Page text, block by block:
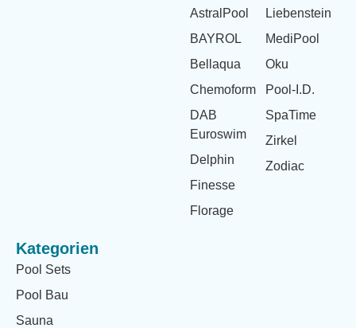
AstralPool
BAYROL
Bellaqua
Chemoform
DAB
Euroswim
Delphin
Finesse
Florage
Liebenstein
MediPool
Oku
Pool-I.D.
SpaTime
Zirkel
Zodiac
Kategorien
Pool Sets
Pool Bau
Sauna